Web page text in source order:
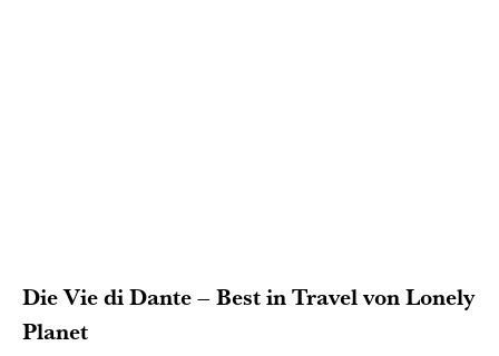
Die Vie di Dante – Best in Travel von Lonely
Planet